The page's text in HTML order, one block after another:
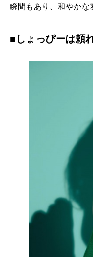
瞬間もあり、和やかな
■しょっぴーは頼